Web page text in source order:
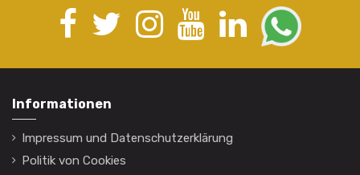
Informationen
Impressum und Datenschutzerklärung
Politik von Cookies